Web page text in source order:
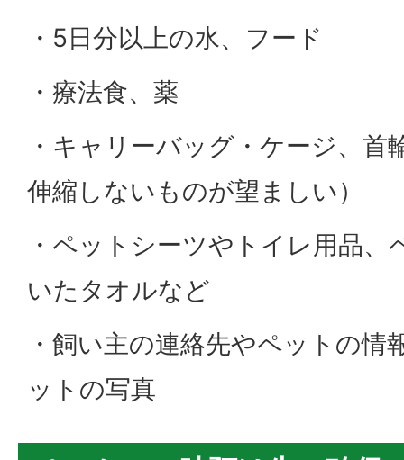
・5日分以上の水、フード
・療法食、薬
・キャリーバッグ・ケージ、首
伸縮しないものが望ましい）
・ペットシーツやトイレ用品
いたタオルなど
・飼い主の連絡先やペットの情
ットの写真